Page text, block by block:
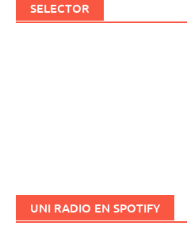
SELECTOR
UNI RADIO EN SPOTIFY